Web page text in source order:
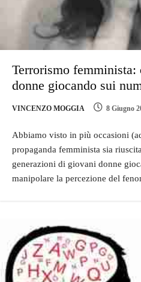
Terrorismo femminista:
donne giocando sui
VINCENZO MOGGIA 8 Giugno
Abbiamo visto in più occasioni
propaganda femminista sia
generazioni di giovani donne
manipolare la percezione del